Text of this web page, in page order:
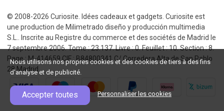
© 2008-2026 Curiosite. Idées cadeaux et gadgets. Curiosite est
une production de Milimetrado diseño y producción multimedia
S.L.. Inscrite au Registre du commerce et des sociétés de Madrid le
7 septembre 2006. Tome : 23.137. Livre : 0. Feuillet : 10. Section : 8.
Page : M-414659 CIF : B84800341 C/ Corredera Alta de San Pablo
28 Madrid
Nous utilisons nos propres cookies et des cookies de tiers à des fins
d'analyse et de publicité.
Accepter toutes Personnaliser les cookies